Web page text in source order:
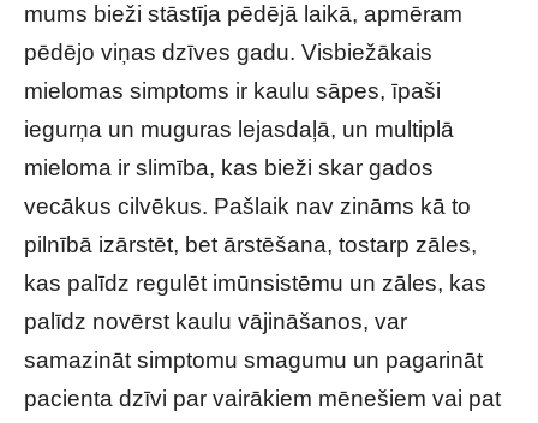
mums bieži stāstīja pēdējā laikā, apmēram
pēdējo viņas dzīves gadu. Visbiežākais
mielomas simptoms ir kaulu sāpes, īpaši
iegurņa un muguras lejasdaļā, un multiplā
mieloma ir slimība, kas bieži skar gados
vecākus cilvēkus. Pašlaik nav zināms kā to
pilnībā izārstēt, bet ārstēšana, tostarp zāles,
kas palīdz regulēt imūnsistēmu un zāles, kas
palīdz novērst kaulu vājināšanos, var
samazināt simptomu smagumu un pagarināt
pacienta dzīvi par vairākiem mēnešiem vai pat